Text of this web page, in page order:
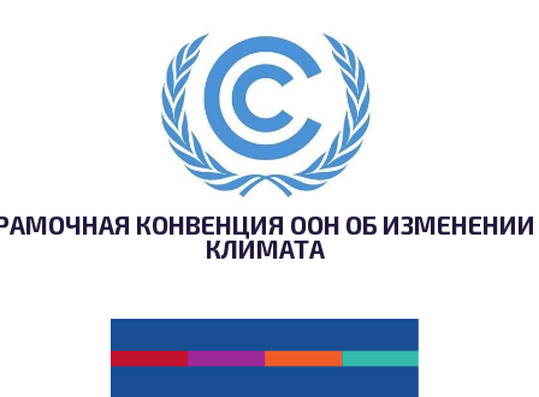
КОНВЕНЦИЯ ООН ОБ ИЗМЕНЕНИИ
КЛИМАТА